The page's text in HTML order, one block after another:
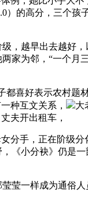
）的高分，三个孩
越早出去越好
为邻，“一个月
喜好表示农村题
种互文关系，
大
夫开出租车，
手，正在阶级分
《小分袂》仍是
一样成为通俗